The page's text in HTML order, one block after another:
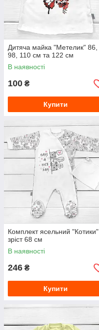
Дитяча майка "Метелик" 86,
98, 110 см та 122 см
В наявності
100 ₴
Купити
Комплект ясельний "Котики"
зріст 68 см
В наявності
246 ₴
Купити